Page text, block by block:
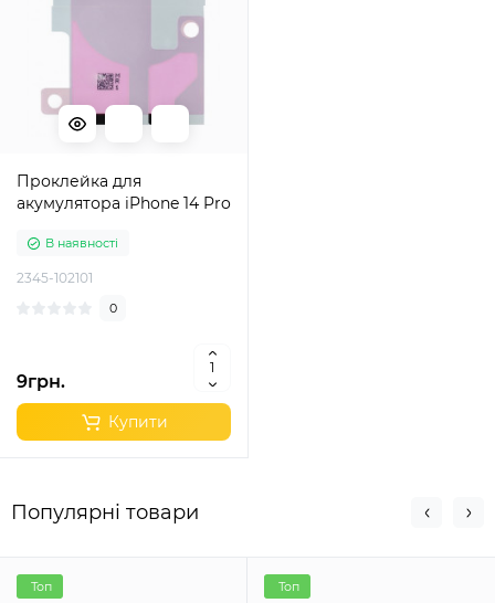
Проклейка для
акумулятора iPhone 14 Pro
В наявності
2345-102101
0
9грн.
Купити
Популярні товари
Топ Топ